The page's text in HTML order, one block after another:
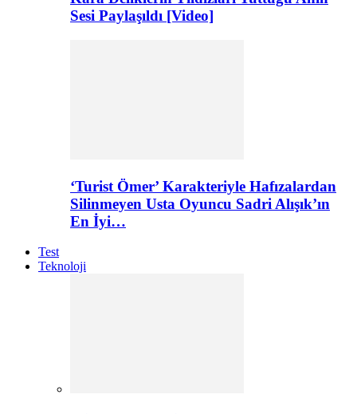
Sesi Paylaşıldı [Video]
‘Turist Ömer’ Karakteriyle Hafızalardan
Silinmeyen Usta Oyuncu Sadri Alışık’ın
En İyi…
Test
Teknoloji